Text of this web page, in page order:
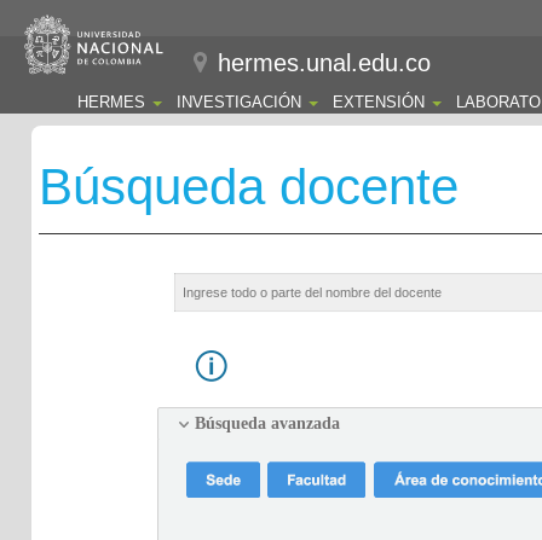
hermes.unal.edu.co
HERMES INVESTIGACIÓN EXTENSIÓN
Búsqueda docente
Búsqueda avanzada